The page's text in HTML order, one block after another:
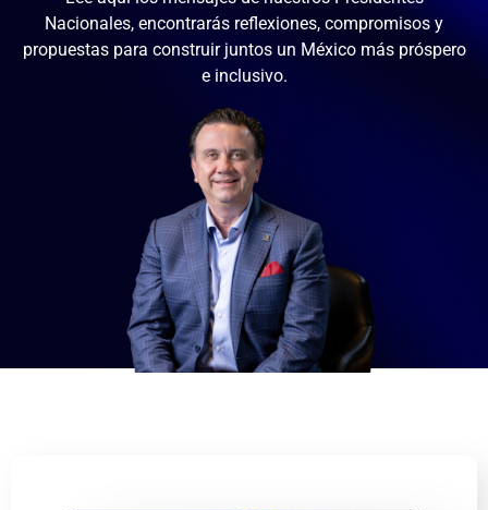
Nacionales, encontrarás reflexiones, compromisos y
propuestas para construir juntos un México más próspero
e inclusivo.